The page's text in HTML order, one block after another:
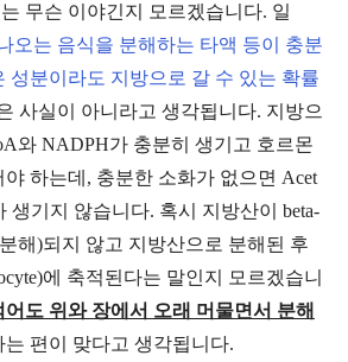
무슨 이야긴지 모르겠습니다. 일
오는 음식을 분해하는 타액 등이 충분
성분이라도 지방으로 갈 수 있는 확률
사실이 아니라고 생각됩니다. 지방으
와 NADPH가 충분히 생기고 호르몬
하는데, 충분한 소화가 없으면 Acet
생기지 않습니다. 혹시 지방산이 beta-
해)되지 않고 지방산으로 분해된 후
에 축적된다는 말인지 모르겠습니
어도 위와 장에서 오래 머물면서 분해
는 편이 맞다고 생각됩니다.